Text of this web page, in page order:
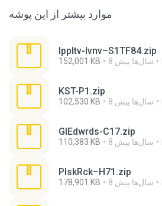
موارد بیشتر از این پوشه
Ippltv-Ivnv–S1TF84.zip
152,001 KB 8 سال‌ها پیش
KST-P1.zip
102,530 KB 8 سال‌ها پیش
GlEdwrds-C17.zip
110,383 KB 8 سال‌ها پیش
PlskRck–H71.zip
178,901 KB 8 سال‌ها پیش